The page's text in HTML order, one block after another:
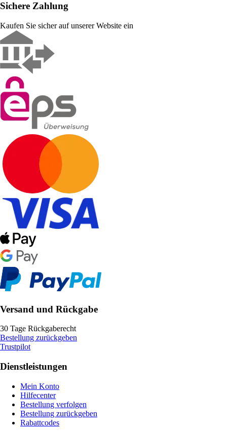
Sichere Zahlung
Kaufen Sie sicher auf unserer Website ein
Versand und Rückgabe
30 Tage Rückgaberecht
Bestellung zurückgeben
Trustpilot
Dienstleistungen
Mein Konto
Hilfecenter
Bestellung verfolgen
Bestellung zurückgeben
Rabattcodes